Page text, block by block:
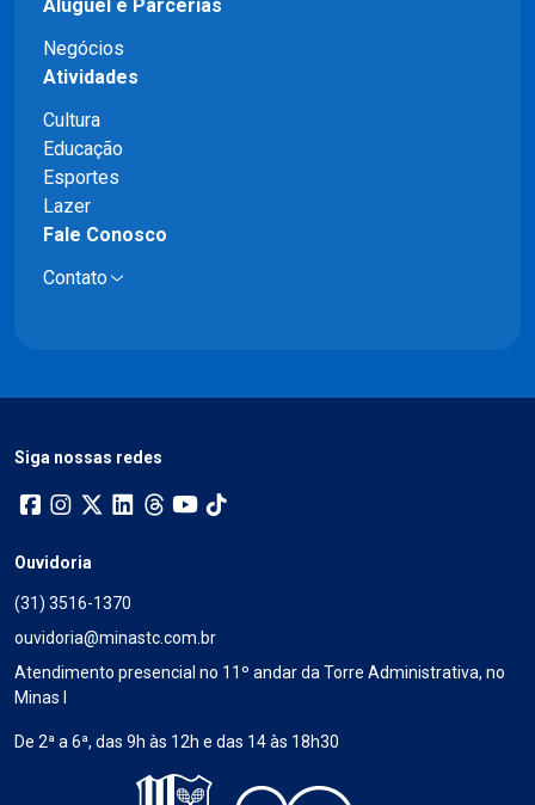
Aluguel e Parcerias
Negócios
Atividades
Cultura
Educação
Esportes
Lazer
Fale Conosco
Contato
Siga nossas redes
Ouvidoria
(31) 3516-1370
ouvidoria@minastc.com.br
Atendimento presencial no 11º andar da Torre Administrativa, no
Minas I
De 2ª a 6ª, das 9h às 12h e das 14 às 18h30